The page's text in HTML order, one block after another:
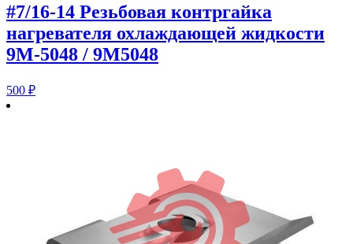
#7/16-14 Резьбовая контргайка
нагревателя охлаждающей жидкости
9M-5048 / 9M5048
500 ₽